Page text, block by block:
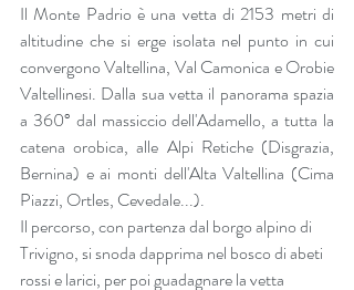
Il Monte Padrio è una vetta di 2153 metri di
altitudine che si erge isolata nel punto in cui
convergono Valtellina, Val Camonica e Orobie
Valtellinesi. Dalla sua vetta il panorama spazia
a 360° dal massiccio dell'Adamello, a tutta la
catena orobica, alle Alpi Retiche (Disgrazia,
Bernina) e ai monti dell'Alta Valtellina (Cima
Piazzi, Ortles, Cevedale...).
Il percorso, con partenza dal borgo alpino di
Trivigno, si snoda dapprima nel bosco di abeti
rossi e larici, per poi guadagnare la vetta